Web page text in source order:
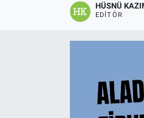
HÜSNÜ
EDITÖR